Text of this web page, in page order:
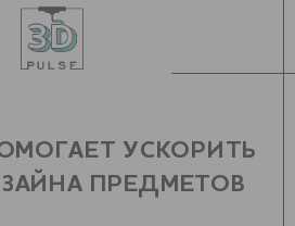
УСКОРИТЬ
ПРЕДМЕТОВ